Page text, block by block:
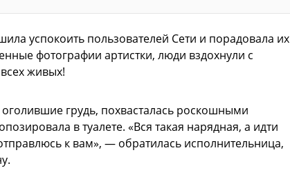
успокоить пользователей Сети и порадовала их
фотографии артистки, люди вздохнули с
живых!
грудь, похвасталась роскошными
в туалете. «Вся такая нарядная, а идти
к вам», — обратилась исполнительница,